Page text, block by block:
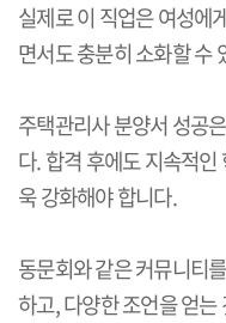
실제로 이 직업은 여성에
면서도 충분히 소화할 수
주택관리사 분양서 성공
다. 합격 후에도 지속적
욱 강화해야 합니다.
동문회와 같은 커뮤니티
하고, 다양한 조언을 얻